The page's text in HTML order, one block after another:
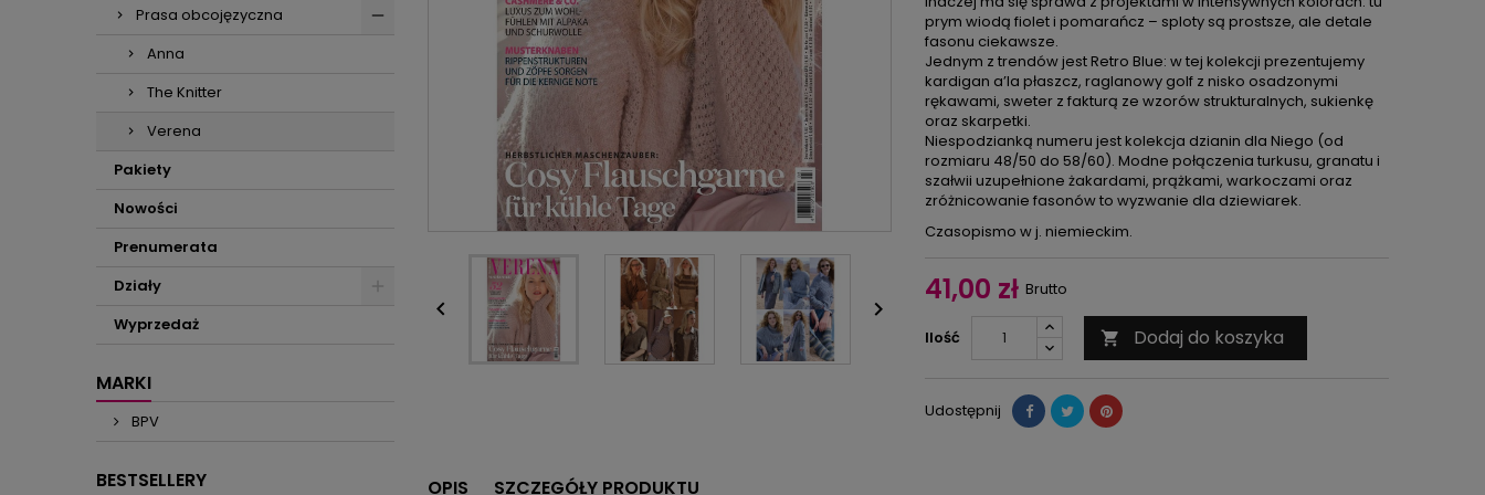
Prasa obcojęzyczna
Anna
The Knitter
Verena
Pakiety
Nowości
Prenumerata
Działy
Wyprzedaż
MARKI
BPV
BESTSELLERY
 
prym wiodą fiolet i pomarańcz – sploty są prostsze, ale detale
fasonu ciekawsze.
Jednym z trendów jest Retro Blue: w tej kolekcji prezentujemy
kardigan a’la płaszcz, raglanowy golf z nisko osadzonymi
rękawami, sweter z fakturą ze wzorów strukturalnych, sukienkę
oraz skarpetki.
Niespodzianką numeru jest kolekcja dzianin dla Niego (od
rozmiaru 48/50 do 58/60). Modne połączenia turkusu, granatu i
szałwii uzupełnione żakardami, prążkami, warkoczami oraz
zróżnicowanie fasonów to wyzwanie dla dziewiarek.
Czasopismo w j. niemieckim.
41,00 zł Brutto
Ilość  Dodaj do koszyka
Udostępnij
OPIS SZCZEGÓŁY PRODUKTU